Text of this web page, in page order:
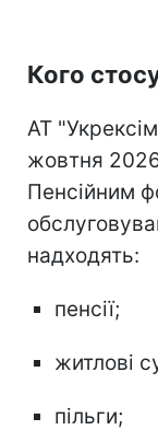
Кого
АТ
жовтня
Пенсійним
надходять:
пенсії;
житлові
пільги;